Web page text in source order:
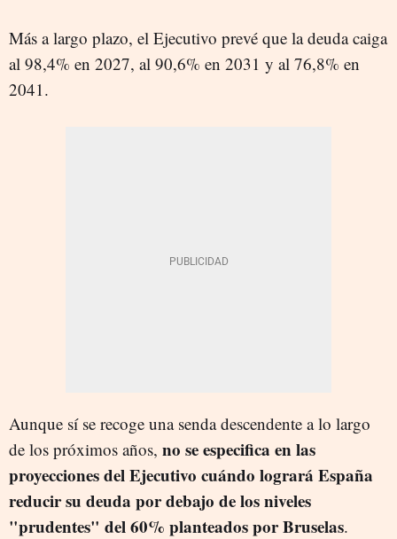
Más a largo plazo, el Ejecutivo prevé que la deuda caiga
al 98,4% en 2027, al 90,6% en 2031 y al 76,8% en
2041.
Aunque sí se recoge una senda descendente a lo largo
de los próximos años, no se especifica en las
proyecciones del Ejecutivo cuándo logrará España
reducir su deuda por debajo de los niveles
"prudentes" del 60% planteados por Bruselas.